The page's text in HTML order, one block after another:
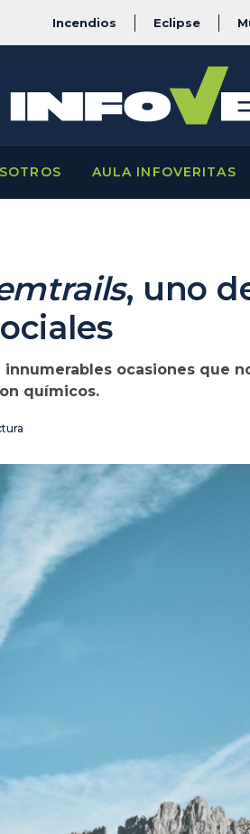
Incendios Eclipse
AULA INFOVERITAS
, uno
ocasiones que
químicos.